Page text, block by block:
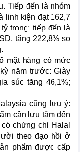
Tiếp đến là nhóm
linh kiện đạt 162,7
trọng; tiếp đến là
tăng 222,8% so
mặt hàng có mức
năm trước: Giày
súc tăng 46,1%;
cũng lưu ý:
cần lưu tâm đến
chứng chỉ Halal
theo đạo hồi ở
phẩm được cấp